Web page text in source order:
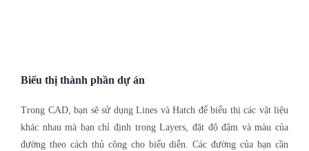
Biểu thị thành phần dự án
Trong CAD, bạn sẽ sử dụng Lines và Hatch để biểu thị các vật liệu
khác nhau mà bạn chỉ định trong Layers, đặt độ đậm và màu của
đường theo cách thủ công cho biểu diễn. Các đường của bạn cần